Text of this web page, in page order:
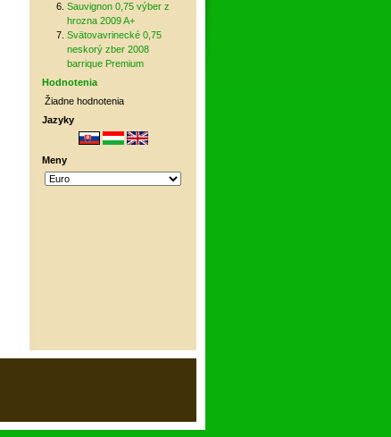
Sauvignon 0,75 výber z
hrozna 2009 A+
Svätovavrinecké 0,75
neskorý zber 2008
barrique Premium
Hodnotenia
Žiadne hodnotenia
Jazyky
Meny